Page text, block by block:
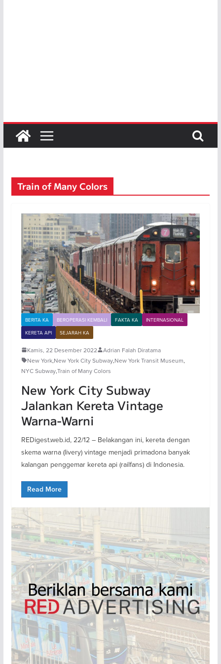
Train of Many Colors
BERITA KA BEROPERASI KEMBALI FAKTA KA
INTERNASIONAL
KERETA API
SEJARAH KA
Kamis, 22 Desember 2022
Adrian Falah Diratama
New York,New York City Subway,New York Transit Museum,
NYC Subway,Train of Many Colors
New York City Subway
Jalankan Kereta Vintage
Warna-Warni
REDigest.web.id, 22/12 – Belakangan ini, kereta dengan
skema warna (livery) vintage menjadi primadona banyak
kalangan penggemar kereta api (railfans) di Indonesia.
Read More